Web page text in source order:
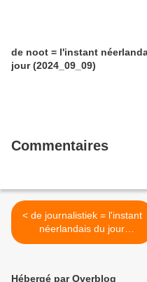
de noot = l'instant
jour (2024_09_09)
Commentaires
< de journalistiek = l'instant
néerlandais du jour
(2023_10_19)
Hébergé par Overblog